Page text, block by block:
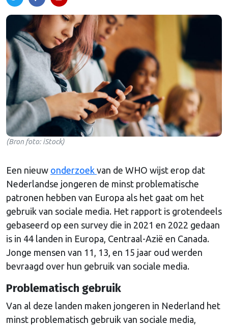
(Bron foto: iStock)
Een nieuw onderzoek van de WHO wijst erop dat
Nederlandse jongeren de minst problematische
patronen hebben van Europa als het gaat om het
gebruik van sociale media. Het rapport is grotendeels
gebaseerd op een survey die in 2021 en 2022 gedaan
is in 44 landen in Europa, Centraal-Azië en Canada.
Jonge mensen van 11, 13, en 15 jaar oud werden
bevraagd over hun gebruik van sociale media.
Problematisch gebruik
Van al deze landen maken jongeren in Nederland het
minst problematisch gebruik van sociale media,